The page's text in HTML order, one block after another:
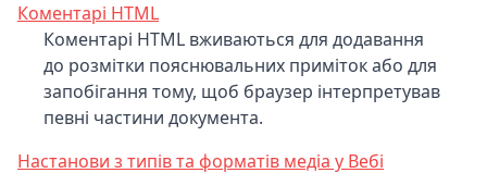
Коментарі HTML
Коментарі HTML вживаються для додавання
до розмітки пояснювальних приміток або для
запобігання тому, щоб браузер інтерпретував
певні частини документа.
Настанови з типів та форматів медіа у Вебі